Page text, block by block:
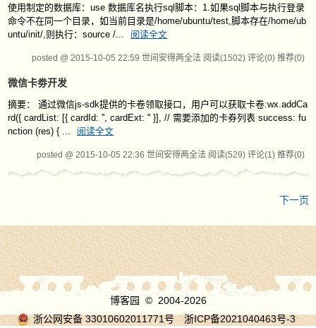
使用制定的数据库：use 数据库名执行sql脚本：1.如果sql脚本与执行登录
命令不在同一个目录，如当前目录是/home/ubuntu/test,脚本存在/home/ub
untu/init/,则执行：source /...
阅读全文
posted @ 2015-10-05 22:59 世间安得两全法 阅读(1502) 评论(0) 推荐(0)
微信卡劵开发
摘要： 通过微信js-sdk提供的卡卷领取接口，用户可以获取卡卷:wx.addCa
rd({ cardList: [{ cardId: '', cardExt: '' }], // 需要添加的卡券列表 success: fu
nction (res) { ...
阅读全文
posted @ 2015-10-05 22:36 世间安得两全法 阅读(529) 评论(1) 推荐(0)
下一页
博客园
© 2004-2026
浙公网安备 33010602011771号
浙ICP备2021040463号-3